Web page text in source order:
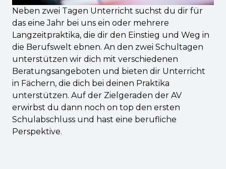
Neben zwei Tagen Unterricht suchst du dir für
das eine Jahr bei uns ein oder mehrere
Langzeitpraktika, die dir den Einstieg und Weg in
die Berufswelt ebnen. An den zwei Schultagen
unterstützen wir dich mit verschiedenen
Beratungsangeboten und bieten dir Unterricht
in Fächern, die dich bei deinen Praktika
unterstützen. Auf der Zielgeraden der AV
erwirbst du dann noch on top den ersten
Schulabschluss und hast eine berufliche
Perspektive.